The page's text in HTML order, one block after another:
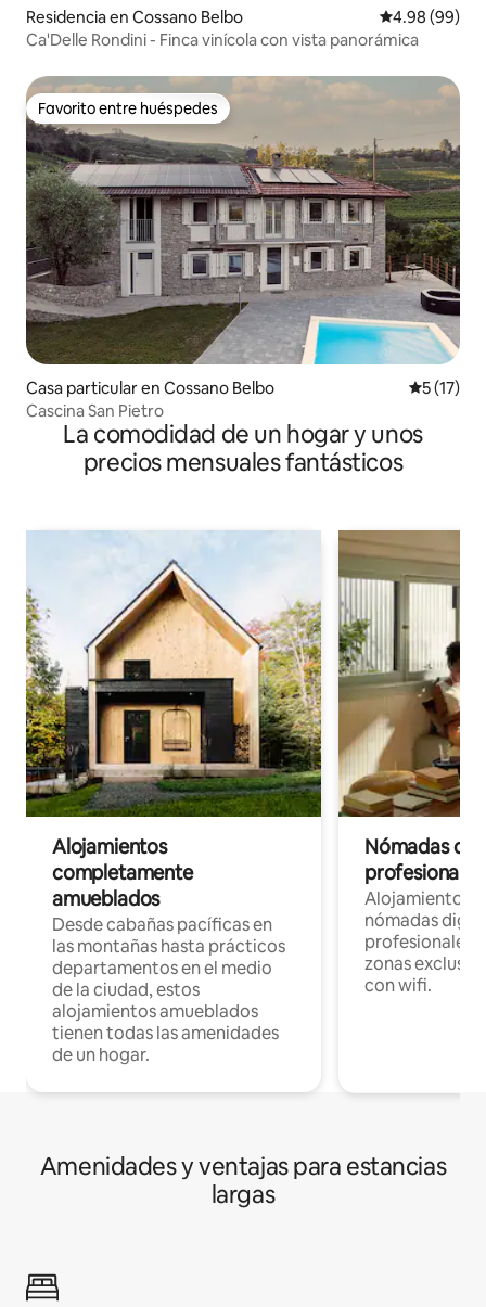
Residencia en Cossano Belbo Calificación
4.98 (99)
Ca'Delle Rondini - Finca vinícola con vista panorámica
Favorito entre huéspedes
Favorito entre huéspedes
Casa particular en Cossano Belbo
5 (17)
Cascina San Pietro
La comodidad de un hogar y unos
precios mensuales fantásticos
Alojamientos
completamente
amueblados
Desde cabañas pacíficas en
las montañas hasta prácticos
departamentos en el medio
de la ciudad, estos
alojamientos amueblados
tienen todas las amenidades
de un hogar.
Nómadas
Alojamientos
nómadas
profesionales
zonas
con wifi.
Amenidades y ventajas para estancias
largas